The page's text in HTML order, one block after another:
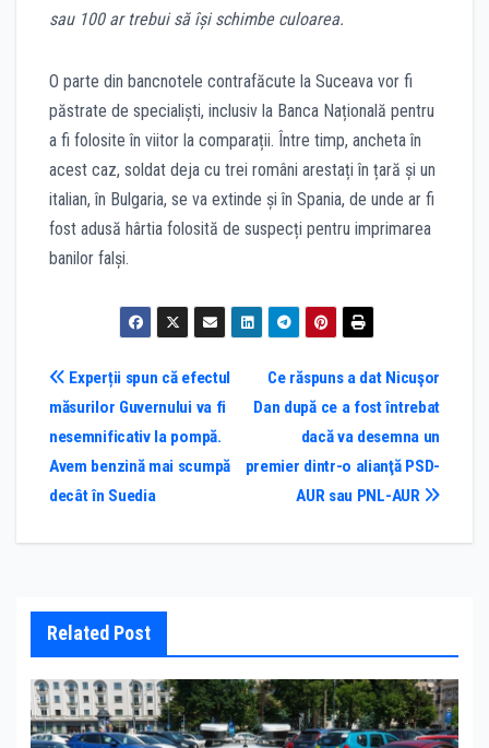
sau 100 ar trebui să își schimbe culoarea.
O parte din bancnotele contrafăcute la Suceava vor fi
păstrate de specialiști, inclusiv la Banca Națională pentru
a fi folosite în viitor la comparații. Între timp, ancheta în
acest caz, soldat deja cu trei români arestați în țară și un
italian, în Bulgaria, se va extinde și în Spania, de unde ar fi
fost adusă hârtia folosită de suspecți pentru imprimarea
banilor falși.
Post
navigation
Ce răspuns a dat Nicuşor
Dan după ce a fost întrebat
dacă va desemna un
premier dintr-o alianţă PSD-
AUR sau PNL-AUR
Experții spun că efectul
măsurilor Guvernului va fi
nesemnificativ la pompă.
Avem benzină mai scumpă
decât în Suedia
Related Post